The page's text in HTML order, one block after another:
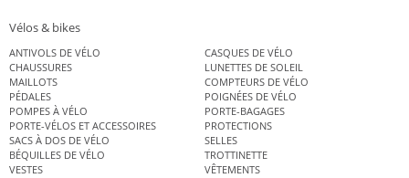
Vélos & bikes
ANTIVOLS DE VÉLO
CASQUES DE VÉLO
CHAUSSURES
LUNETTES DE SOLEIL
MAILLOTS
COMPTEURS DE VÉLO
PÉDALES
POIGNÉES DE VÉLO
POMPES À VÉLO
PORTE-BAGAGES
PORTE-VÉLOS ET ACCESSOIRES
PROTECTIONS
SACS À DOS DE VÉLO
SELLES
BÉQUILLES DE VÉLO
TROTTINETTE
VESTES
VÊTEMENTS